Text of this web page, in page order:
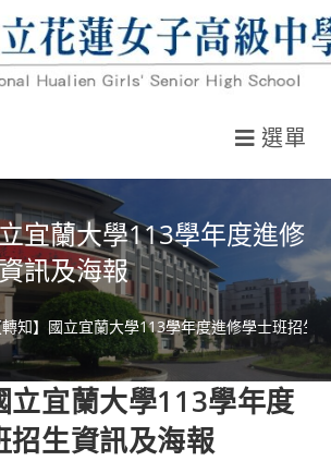
選單
宜蘭大學113學年度進修
訊及海報
轉知】國立宜蘭大學113學年度進修學士班招生
立宜蘭大學113學年度
招生資訊及海報